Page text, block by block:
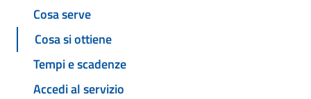
Cosa serve
Cosa si ottiene
Tempi e scadenze
Accedi al servizio